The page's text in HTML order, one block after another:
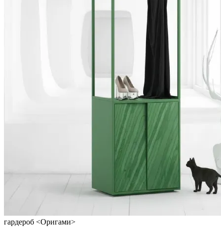
гардероб <Оригами>